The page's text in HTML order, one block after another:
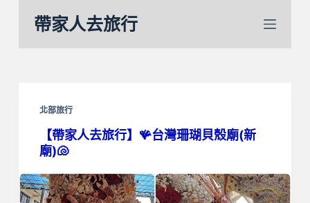
帶家人去旅行
北部旅行
【帶家人去旅行】🪸台灣珊瑚貝殼廟(新
廟)🐚